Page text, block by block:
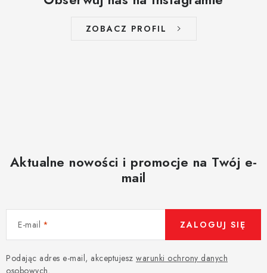
ZOBACZ PROFIL
Aktualne nowości i promocje na Twój e-
mail
E-mail
Podając adres e-mail, akceptujesz warunki ochrony danych
osobowych.
ZALOGUJ SIĘ